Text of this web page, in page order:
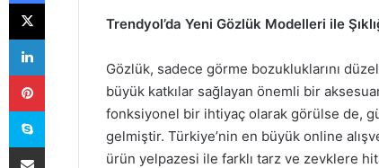
Trendyol’da Yeni Gözlük Modelleri ile
Gözlük, sadece görme bozukluklarını
büyük katkılar sağlayan önemli bir
fonksiyonel bir ihtiyaç olarak görülse de,
gelmiştir. Türkiye’nin en büyük online
ürün yelpazesi ile farklı tarz ve zevklere
LinkedIn
Pinterest
Skype
E-Posta ile paylaş